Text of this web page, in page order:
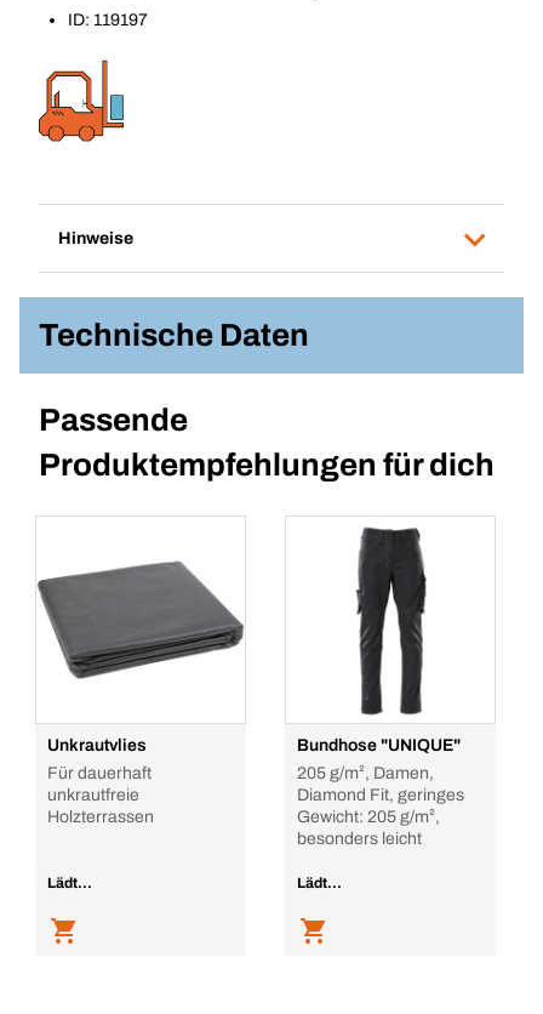
ID: 119197
Hinweise
Technische Daten
Passende
Produktempfehlungen für dich
Unkrautvlies
Für dauerhaft
unkrautfreie
Holzterrassen
Lädt...
Bundhose "UNIQUE"
205 g/m², Damen,
Diamond Fit, geringes
Gewicht: 205 g/m²,
besonders leicht
Lädt...